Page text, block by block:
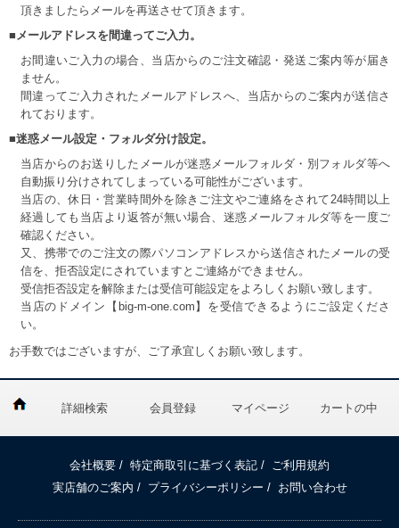
頂きましたらメールを再送させて頂きます。
■メールアドレスを間違ってご入力。
お間違いご入力の場合、当店からのご注文確認・発送ご案内等が届き
ません。
間違ってご入力されたメールアドレスへ、当店からのご案内が送信さ
れております。
■迷惑メール設定・フォルダ分け設定。
当店からのお送りしたメールが迷惑メールフォルダ・別フォルダ等へ
自動振り分けされてしまっている可能性がございます。
当店の、休日・営業時間外を除きご注文やご連絡をされて24時間以上
経過しても当店より返答が無い場合、迷惑メールフォルダ等を一度ご
確認ください。
又、携帯でのご注文の際パソコンアドレスから送信されたメールの受
信を、拒否設定にされていますとご連絡ができません。
受信拒否設定を解除または受信可能設定をよろしくお願い致します。
当店のドメイン【big-m-one.com】を受信できるようにご設定くださ
い。
お手数ではございますが、ご了承宜しくお願い致します。
詳細検索 会員登録 マイページ カートの中
会社概要 / 特定商取引に基づく表記 /
ご利用規約
実店舗のご案内 / プライバシーポリシー / お問い合わせ